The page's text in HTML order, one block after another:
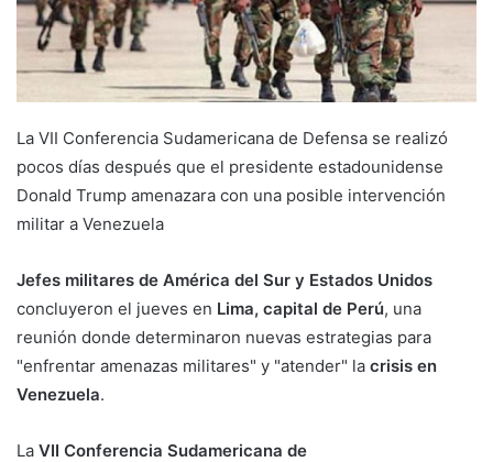
La VII Conferencia Sudamericana de Defensa se realizó
pocos días después que el presidente estadounidense
Donald Trump amenazara con una posible intervención
militar a Venezuela
Jefes militares de América del Sur y Estados Unidos
concluyeron el jueves en Lima, capital de Perú, una
reunión donde determinaron nuevas estrategias para
"enfrentar amenazas militares" y "atender" la crisis en
Venezuela.
La VII Conferencia Sudamericana de